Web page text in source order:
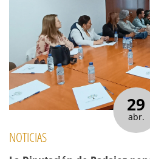
29
abr.
NOTICIAS